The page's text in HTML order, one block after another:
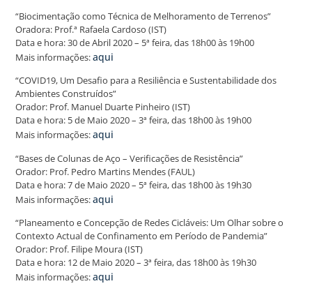
“Biocimentação como Técnica de Melhoramento de Terrenos”
Oradora: Prof.ª Rafaela Cardoso (IST)
Data e hora: 30 de Abril 2020 – 5ª feira, das 18h00 às 19h00
Mais informações:aqui
“COVID19, Um Desafio para a Resiliência e Sustentabilidade dos
Ambientes Construídos”
Orador: Prof. Manuel Duarte Pinheiro (IST)
Data e hora: 5 de Maio 2020 – 3ª feira, das 18h00 às 19h00
Mais informações:aqui
“Bases de Colunas de Aço – Verificações de Resistência”
Orador: Prof. Pedro Martins Mendes (FAUL)
Data e hora: 7 de Maio 2020 – 5ª feira, das 18h00 às 19h30
Mais informações:aqui
“Planeamento e Concepção de Redes Cicláveis: Um Olhar sobre o
Contexto Actual de Confinamento em Período de Pandemia”
Orador: Prof. Filipe Moura (IST)
Data e hora: 12 de Maio 2020 – 3ª feira, das 18h00 às 19h30
Mais informações:aqui